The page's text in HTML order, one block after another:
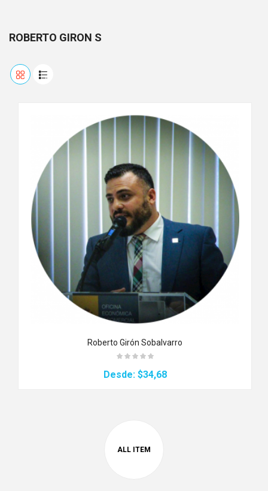
ROBERTO GIRON S
Roberto Girón Sobalvarro
Desde: $34,68